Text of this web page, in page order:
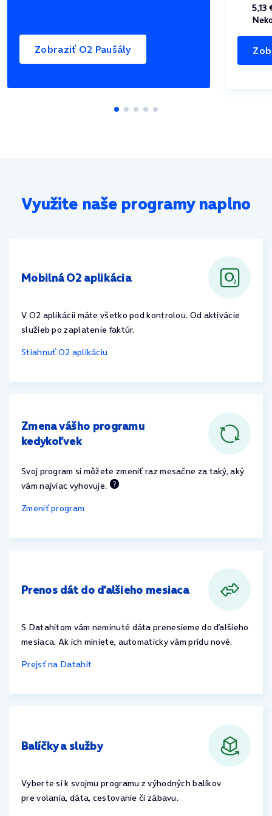
Zobraziť O2 Paušály
5,13
Využite naše programy naplno
Mobilná O2 aplikácia
V O2 aplikácii máte všetko pod kontrolou. Od aktivácie
služieb po zaplatenie faktúr.
Stiahnuť O2 aplikáciu
Zmena vášho programu
kedykoľvek
Svoj program si môžete zmeniť raz mesačne za taký, aký
vám najviac vyhovuje.
Zmeniť program
Prenos dát do ďalšieho mesiaca
S Datahitom vám neminuté dáta prenesieme do ďalšieho
mesiaca. Ak ich miniete, automaticky vám prídu nové.
Prejsť na Datahit
Balíčky a služby
Vyberte si k svojmu programu z výhodných balíkov
pre volania, dáta, cestovanie či zábavu.